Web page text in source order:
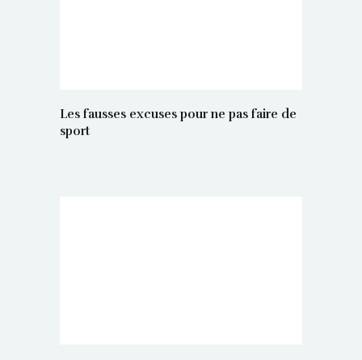
Les fausses excuses pour ne pas faire de
sport